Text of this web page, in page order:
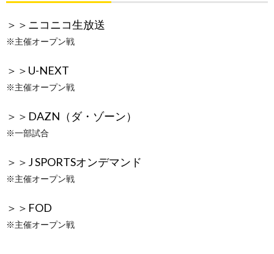
＞＞ ニコニコ生放送
※主催オープン戦
＞＞ U-NEXT
※主催オープン戦
＞＞ DAZN（ダ・ゾーン）
※一部試合
＞＞ J SPORTSオンデマンド
※主催オープン戦
＞＞ FOD
※主催オープン戦